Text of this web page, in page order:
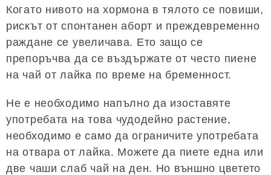
Когато нивото на хормона в тялото се повиши,
рискът от спонтанен аборт и преждевременно
раждане се увеличава. Ето защо се
препоръчва да се въздържате от често пиене
на чай от лайка по време на бременност.
Не е необходимо напълно да изоставяте
употребата на това чудодейно растение,
необходимо е само да ограничите употребата
на отвара от лайка. Можете да пиете една или
две чаши слаб чай на ден. Но външно цветето